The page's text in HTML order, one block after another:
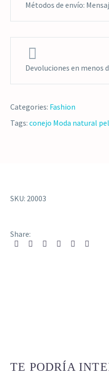
Métodos de envío:


Devoluciones en menos
Categories: Fashion
Tags: conejo Moda natural
SKU: 20003
Share:
TE PODRÍA